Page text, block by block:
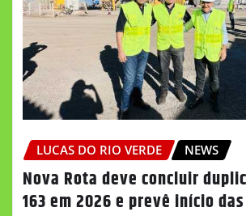
LUCAS DO RIO VERDE NEWS
Nova Rota deve concluir
163 em 2026 e prevê início